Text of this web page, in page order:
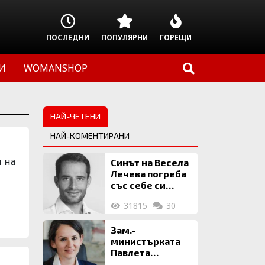
ПОСЛЕДНИ ПОПУЛЯРНИ ГОРЕЩИ
WOMANSHOP
на
НАЙ-ЧЕТЕНИ
НАЙ-КОМЕНТИРАНИ
Синът на Весела
Лечева погреба
със себе си
млн. евро
31815 30
Зам.-
министърката
Павлета